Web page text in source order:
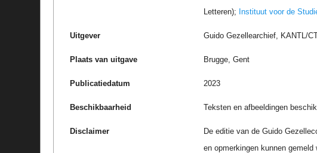
Letteren); Instituut voor de
Uitgever Guido Gezellearchief, KANTL/
Plaats van uitgave Brugge, Gent
Publicatiedatum 2023
Beschikbaarheid Teksten en afbeeldingen
Disclaimer
De editie van de Guido
en opmerkingen kunnen